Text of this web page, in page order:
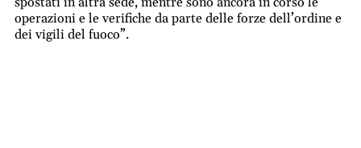
operazioni e le verifiche da parte delle forze dell’ordine e
dei vigili del fuoco”.